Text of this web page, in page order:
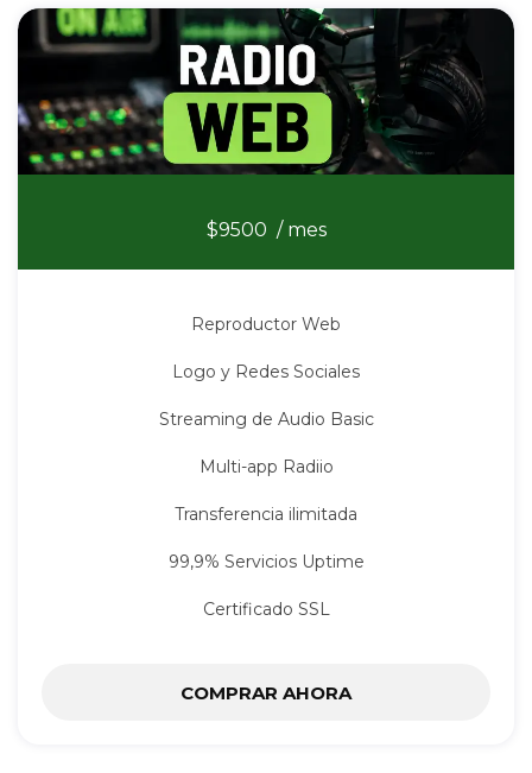
$9500 / mes
Reproductor Web
Logo y Redes Sociales
Streaming de Audio Basic
Multi-app Radiio
Transferencia ilimitada
99,9% Servicios Uptime
Certificado SSL
COMPRAR AHORA